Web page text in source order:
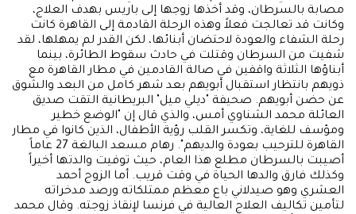
مصابة بالسرطان، وقد أخذها زوجها إلى باريس بهدف العلاج،
وكانت قد تعالجت فعلاً وهذه الرحلة القادمة إلى القاهرة كانت
رحلة الشفاء والعودة لاحتضان أبنائها، لكن القدر لم يمهلها، لقد
شفيت من السرطان وقتلت في حادث سقوط الطائرة، بينما
أبناؤها الثلاثة واقفين في صالة القادمين في مطار القاهرة مع
ذويهم بانتظار استقبال أبويهم بعد شهر كامل من البعد والشوق
عن حضن أبويهم. صحيفة "ديلي ميل" البريطانية التقت صديق
العائلة محمد الشناوي أمس، والذي قال إن "الوضع خطير
ومؤسف للغاية، وتكسر القلب رؤية الأطفال، الذين كانوا في مطار
القاهرة للترحيب بعودة والديهم". رهام مسعد البالغة 27 عاماً
أصيبت بالسرطان مطلع هذا العام، حيث توفيت والدتها أخيراً
وكذلك فارق والدها الحياة في وقت قريب. أما الزوج أحمد
العشري وهو صيدلاني باع معظم ممتلكاته ورصد مدخراته
لتأمين تكاليف العلاج العالية في فرنسا لإنقاذ زوجته. وقال محمد